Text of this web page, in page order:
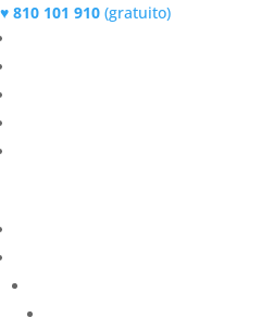
♥ 810 101 910 (gratuito)